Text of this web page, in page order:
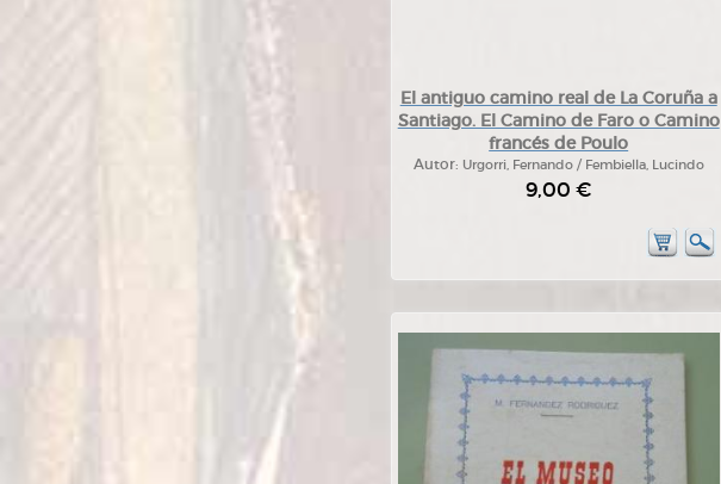
El antiguo camino real de La Coruña a
Santiago. El Camino de Faro o Camino
francés de Poulo
Autor: Urgorri, Fernando / Fembiella, Lucindo
9,00 €